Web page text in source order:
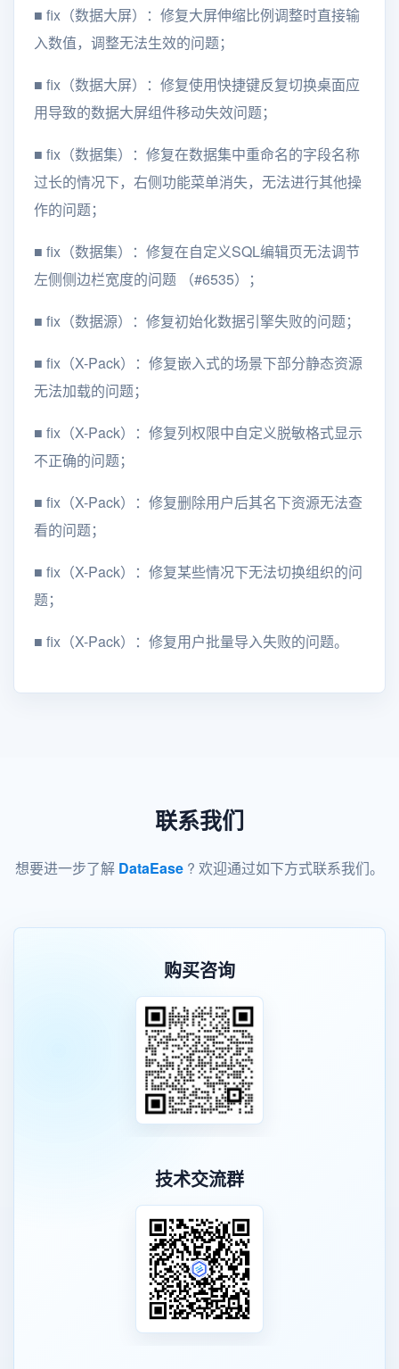
■ fix（数据大屏）：修复大屏伸缩比例调整时直接输
入数值，调整无法生效的问题；
■ fix（数据大屏）：修复使用快捷键反复切换桌面应
用导致的数据大屏组件移动失效问题；
■ fix（数据集）：修复在数据集中重命名的字段名称
过长的情况下，右侧功能菜单消失，无法进行其他操
作的问题；
■ fix（数据集）：修复在自定义SQL编辑页无法调节
左侧侧边栏宽度的问题 （#6535）；
■ fix（数据源）：修复初始化数据引擎失败的问题；
■ fix（X-Pack）：修复嵌入式的场景下部分静态资源
无法加载的问题；
■ fix（X-Pack）：修复列权限中自定义脱敏格式显示
不正确的问题；
■ fix（X-Pack）：修复删除用户后其名下资源无法查
看的问题；
■ fix（X-Pack）：修复某些情况下无法切换组织的问
题；
■ fix（X-Pack）：修复用户批量导入失败的问题。
联系我们
想要进一步了解 DataEase ? 欢迎通过如下方式联系我们。
购买咨询
技术交流群